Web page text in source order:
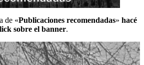
de «Publicaciones recomendadas» hacé
sobre el banner.